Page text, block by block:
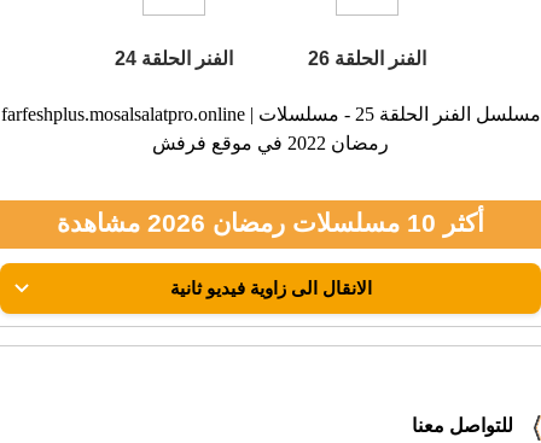
الفنر الحلقة 26 الفنر الحلقة 24
farfeshplus.mosalsalatpro.online | مسلسل الفنر الحلقة 25 - مسلسلات
رمضان 2022 في موقع فرفش
أكثر 10 مسلسلات رمضان 2026 مشاهدة
للتواصل معنا